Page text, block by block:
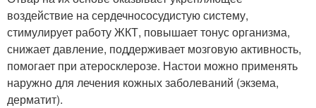
воздействие на сердечнососудистую систему,
стимулирует работу ЖКТ, повышает тонус организма,
снижает давление, поддерживает мозговую активность,
помогает при атеросклерозе. Настои можно применять
наружно для лечения кожных заболеваний (экзема,
дерматит).